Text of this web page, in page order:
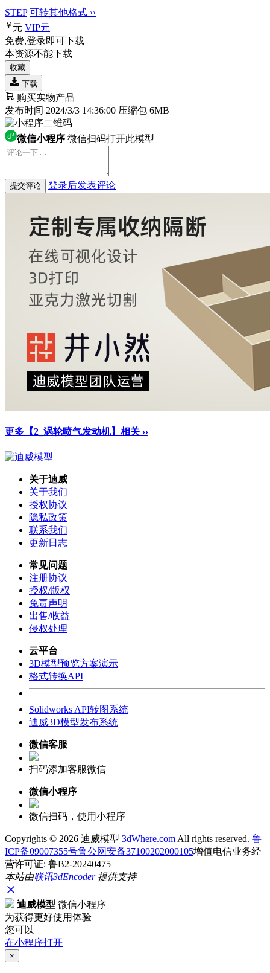
STEP 可转其他格式 ››
￥ 元 VIP元
免费,登录即可下载
本资源不能下载
收藏
下载
购买实物产品
发布时间 2024/3/3 14:36:00 压缩包 6MB
微信小程序 微信扫码打开此模型
提交评论 登录后发表评论
更多【2_涡轮喷气发动机】相关 ››
关于迪威
关于我们
授权协议
隐私政策
联系我们
更新日志
常见问题
注册协议
授权/版权
免责声明
出售/收益
侵权处理
云平台
3D模型预览方案演示
格式转换API
Solidworks API转图系统
迪威3D模型发布系统
微信客服
扫码添加客服微信
微信小程序
微信扫码，使用小程序
Copyrights © 2026 迪威模型 3dWhere.com All rights reserved. 鲁
ICP备09007355号鲁公网安备37100202000105增值电信业务经
营许可证: 鲁B2-20240475
本站由联讯3dEncoder提供支持
迪威模型 微信小程序
为获得更好使用体验
您可以
在小程序打开
×